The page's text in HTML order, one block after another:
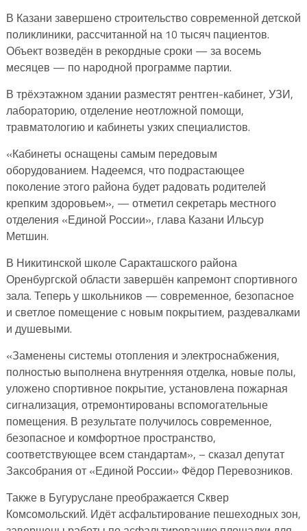
В Казани завершено строительство современной детской
поликлиники, рассчитанной на 10 тысяч пациентов.
Объект возведён в рекордные сроки — за восемь
месяцев — по народной программе партии.
В трёхэтажном здании разместят рентген-кабинет, УЗИ,
лабораторию, отделение неотложной помощи,
травматологию и кабинеты узких специалистов.
«Кабинеты оснащены самым передовым
оборудованием. Надеемся, что подрастающее
поколение этого района будет радовать родителей
крепким здоровьем», — отметил секретарь местного
отделения «Единой России», глава Казани Ильсур
Метшин.
В Никитинской школе Саракташского района
Оренбургской области завершён капремонт спортивного
зала. Теперь у школьников — современное, безопасное
и светлое помещение с новым покрытием, раздевалками
и душевыми.
«Заменены системы отопления и электроснабжения,
полностью выполнена внутренняя отделка, новые полы,
уложено спортивное покрытие, установлена пожарная
сигнализация, отремонтированы вспомогательные
помещения. В результате получилось современное,
безопасное и комфортное пространство,
соответствующее всем стандартам», – сказал депутат
Заксобрания от «Единой России» Фёдор Перевозников.
Также в Бугуруслане преображается Сквер
Комсомольский. Идёт асфальтирование пешеходных зон,